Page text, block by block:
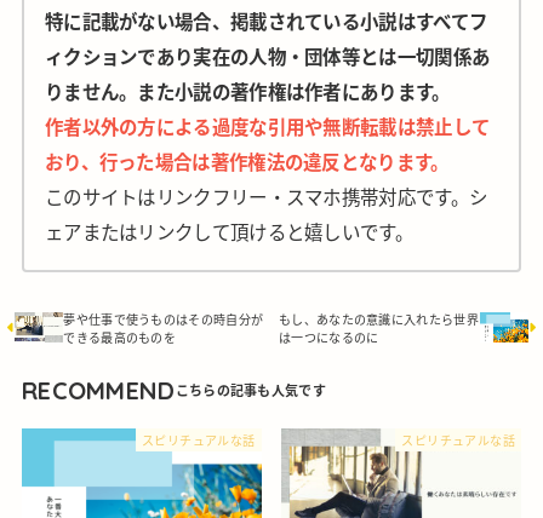
特に記載がない場合、掲載されている小説はすべてフ
ィクションであり実在の人物・団体等とは一切関係あ
りません。また小説の著作権は作者にあります。
作者以外の方による過度な引用や無断転載は禁止して
おり、行った場合は著作権法の違反となります。
このサイトはリンクフリー・スマホ携帯対応です。シ
ェアまたはリンクして頂けると嬉しいです。
夢や仕事で使うものはその時自分が
できる最高のものを
もし、あなたの意識に入れたら世界
は一つになるのに
RECOMMEND
スピリチュアルな話 スピリチュアルな話